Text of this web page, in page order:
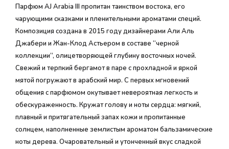
Парфюм AJ Arabia III пропитан таинством востока, его
чарующими сказками и пленительными ароматами специй.
Композиция создана в 2015 году дизайнерами Али Аль
Джабери и Жан-Клод Астьером в составе “черной
коллекции”, олицетворяющей глубину восточных ночей.
Свежий и терпкий бергамот в паре с прохладной и яркой
мятой погружают в арабский мир. С первых мгновений
общения с парфюмом окутывает невероятная легкость и
обескураженность. Кружат голову и ноты сердца: мягкий,
плавный и притягательный запах кожи и пропитанные
солнцем, наполненные землистым ароматом бальзамические
ноты дерева. Очаровательный и утонченный вкус сладкой